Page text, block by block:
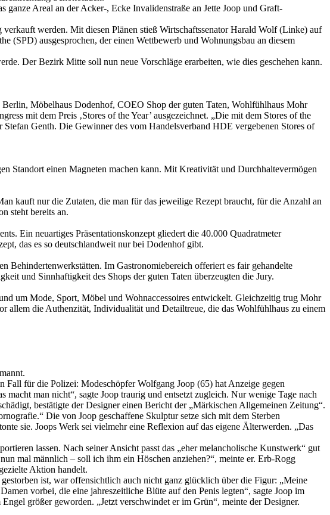
Areal an der Acker-, Ecke Invalidenstraße an Jette Joop und Graft-
werden. Mit diesen Plänen stieß Wirtschaftssenator Harald Wolf (Linke) auf
(SPD) ausgesprochen, der einen Wettbewerb und Wohnungsbau an diesem
Der Bezirk Mitte soll nun neue Vorschläge erarbeiten, wie dies geschehen kann.
Möbelhaus Dodenhof, COEO Shop der guten Taten, Wohlfühlhaus Mohr
mit dem Preis ‚Stores of the Year’ ausgezeichnet. „Die mit dem Stores of the
Genth. Die Gewinner des vom Handelsverband HDE vergebenen Stores of
Standort einen Magneten machen kann. Mit Kreativität und Durchhaltevermögen
kauft nur die Zutaten, die man für das jeweilige Rezept braucht, für die Anzahl an
steht bereits an.
Ein neuartiges Präsentationskonzept gliedert die 40.000 Quadratmeter
das es so deutschlandweit nur bei Dodenhof gibt.
Behindertenwerkstätten. Im Gastronomiebereich offeriert es fair gehandelte
und Sinnhaftigkeit des Shops der guten Taten überzeugten die Jury.
um Mode, Sport, Möbel und Wohnaccessoires entwickelt. Gleichzeitig trug Mohr
allem die Authenzität, Individualität und Detailtreue, die das Wohlfühlhaus zu einem
Fall für die Polizei: Modeschöpfer Wolfgang Joop (65) hat Anzeige gegen
macht man nicht“, sagte Joop traurig und entsetzt zugleich. Nur wenige Tage nach
bestätigte der Designer einen Bericht der „Märkischen Allgemeinen Zeitung“.
Die von Joop geschaffene Skulptur setze sich mit dem Sterben
sie. Joops Werk sei vielmehr eine Reflexion auf das eigene Älterwerden. „Das
lassen. Nach seiner Ansicht passt das „eher melancholische Kunstwerk“ gut
mal männlich – soll ich ihm ein Höschen anziehen?“, meinte er. Erb-Rogg
Aktion handelt.
ist, war offensichtlich auch nicht ganz glücklich über die Figur: „Meine
vorbei, die eine jahreszeitliche Blüte auf den Penis legten“, sagte Joop im
größer geworden. „Jetzt verschwindet er im Grün“, meinte der Designer.